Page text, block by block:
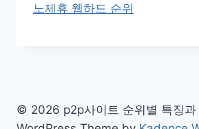
노제휴 웹하드 순위
© 2026 p2p사이트 순위별 특징과